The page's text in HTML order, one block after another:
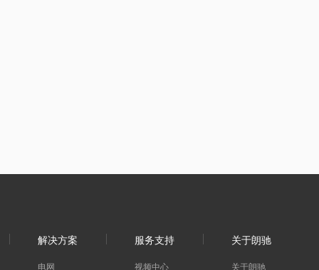
解决方案
电网
服务支持
视频中心
关于朗驰
关于朗驰